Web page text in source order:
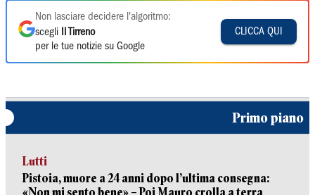
Non lasciare decidere l'algoritmo:
scegli
Il Tirreno
per le tue notizie su Google
CLICCA QUI
Primo piano
Lutti
Pistoia, muore a 24 anni dopo l’ultima consegna: